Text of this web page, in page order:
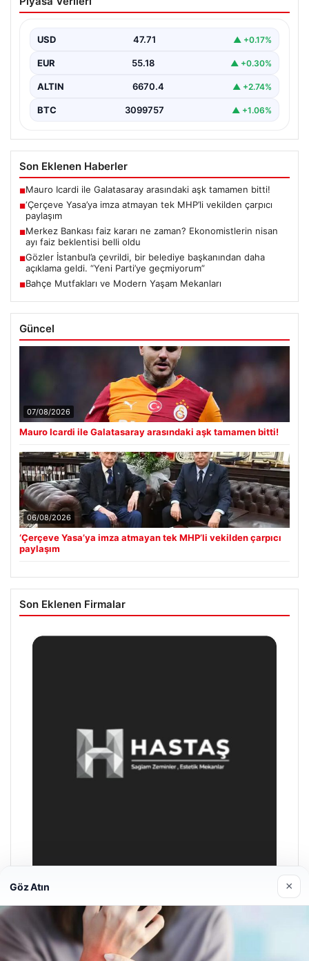
MHP’li vekilden çarpıcı paylaşım
USD 47.71 ▲ +0.17%
EUR 55.18 ▲ +0.30%
ALTIN 6670.4 ▲ +2.74%
BTC 3099757 ▲ +1.06%
Son Eklenen Haberler
■Mauro Icardi ile Galatasaray arasındaki aşk tamamen bitti!
■‘Çerçeve Yasa’ya imza atmayan tek MHP’li vekilden çarpıcı
paylaşım
■Merkez Bankası faiz kararı ne zaman? Ekonomistlerin nisan
ayı faiz beklentisi belli oldu
■Gözler İstanbul’a çevrildi, bir belediye başkanından daha
açıklama geldi. “Yeni Parti’ye geçmiyorum”
■Bahçe Mutfakları ve Modern Yaşam Mekanları
Güncel
07/08/2026
Mauro Icardi ile Galatasaray arasındaki aşk tamamen bitti!
06/08/2026
‘Çerçeve Yasa’ya imza atmayan tek MHP’li vekilden çarpıcı
paylaşım
Son Eklenen Firmalar
Prenses Night Club
Göz Atın ×